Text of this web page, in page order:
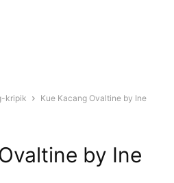
kripik
Kue Kacang Ovaltine by Ine
by Ine